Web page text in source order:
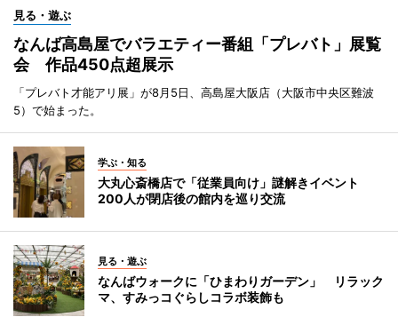
見る・遊ぶ
なんば高島屋でバラエティー番組「プレバト」展覧
会 作品450点超展示
「プレバト才能アリ展」が8月5日、高島屋大阪店（大阪市中央区難波
5）で始まった。
学ぶ・知る
大丸心斎橋店で「従業員向け」謎解きイベント
200人が閉店後の館内を巡り交流
見る・遊ぶ
なんばウォークに「ひまわりガーデン」 リラック
マ、すみっコぐらしコラボ装飾も